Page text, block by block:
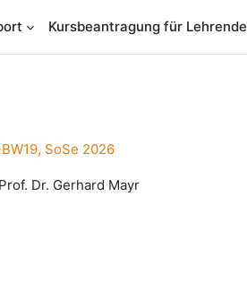
Kursbeantragung für Lehrende
SoSe 2026
Dr. Gerhard Mayr